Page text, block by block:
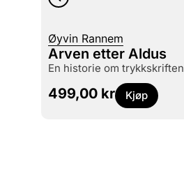
Øyvin Rannem
Arven etter Aldus
en historie om trykkskriften
499,00 kr Kjøp